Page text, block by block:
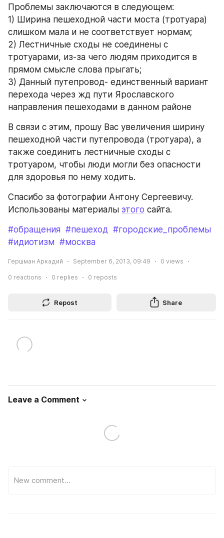
Проблемы заключаются в следующем:
1) Ширина пешеходной части моста (тротуара)
слишком мала и не соответствует нормам;
2) Лестничные сходы не соединены с
тротуарами, из-за чего людям приходится в
прямом смысле слова прыгать;
3) Данный путепровод- единственный вариант
перехода через жд пути Ярославского
направления пешеходами в данном районе
В связи с этим, прошу Вас увеличения ширину
пешеходной части путепровода (тротуара), а
также соединить лестничные сходы с
тротуаром, чтобы люди могли без опасности
для здоровья по нему ходить.
Спасибо за фотографии Антону Сергеевичу.
Использованы материалы этого сайта.
#обращения #пешеход #городские_проблемы
#идиотизм #москва
Гершман Аркадий September 6, 2013, 09:49 0 views
0 reactions 0 replies 0 reposts
Repost Share
Leave a Comment